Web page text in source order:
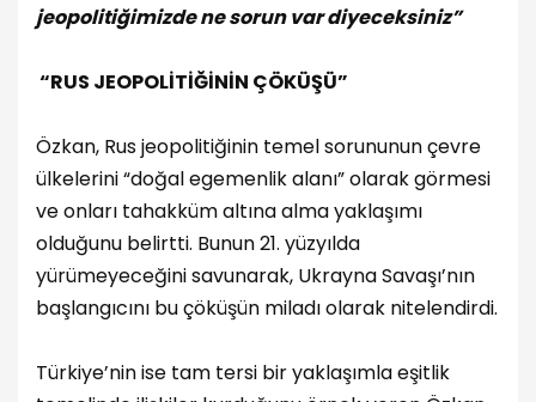
jeopolitiğimizde ne sorun var diyeceksiniz”
“RUS JEOPOLİTİĞİNİN ÇÖKÜŞÜ”
Özkan, Rus jeopolitiğinin temel sorununun çevre
ülkelerini “doğal egemenlik alanı” olarak görmesi
ve onları tahakküm altına alma yaklaşımı
olduğunu belirtti. Bunun 21. yüzyılda
yürümeyeceğini savunarak, Ukrayna Savaşı’nın
başlangıcını bu çöküşün miladı olarak nitelendirdi.
Türkiye’nin ise tam tersi bir yaklaşımla eşitlik